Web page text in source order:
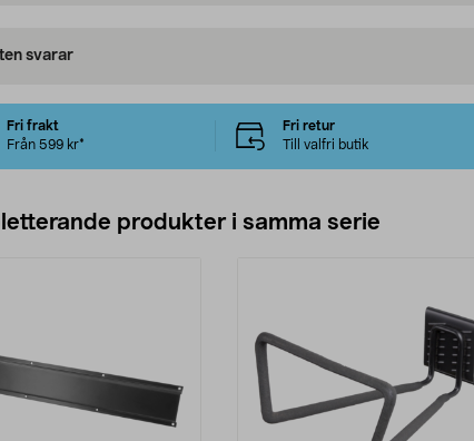
svarar
Fri frakt
Från 599 kr*
Fri retur
Till valfri butik
produkter i samma serie